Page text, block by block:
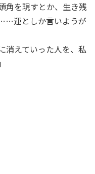
角を現すとか、生き残
運としか言いようが
消えていった人を、私